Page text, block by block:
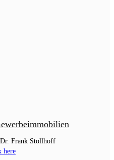
Frank Stollhoff
here